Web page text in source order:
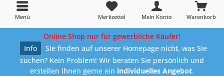
Warenkorb
Merkzettel Mein Konto
Menü
Online Shop nur für gewerbliche Käufer!
Info
Sie finden auf unserer Homepage nicht, was Sie
suchen? Kein Problem! Wir beraten Sie persönlich und
erstellen Ihnen gerne ein individuelles Angebot.